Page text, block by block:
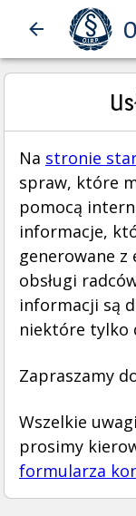
Na stronie
spraw, które
pomocą
informacje,
generowane
obsługi
informacji są
niektóre tylko
Zapraszamy
Wszelkie
prosimy
formularza